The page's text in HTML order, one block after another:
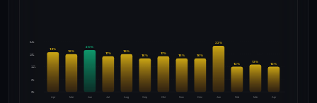
24%
18%
12%
6%
0%
Apr
19%
Mai
18%
Jun
20%
Jul
17%
Aug
18%
Sep
16%
Okt
17%
Nov
16%
Dez
16%
Jan
22%
Feb
12%
Mär
13%
Apr
12%